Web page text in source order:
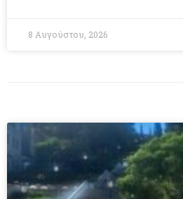
8 Αυγούστου, 2026